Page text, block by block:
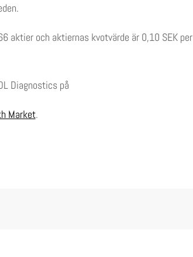
aktier och aktiernas kvotvärde är 0,10 SEK per
Diagnostics på
Market.